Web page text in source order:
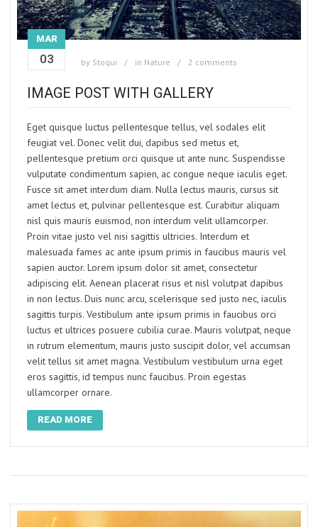
MAR
03 by Stoqui in Nature 2 comments
IMAGE POST WITH GALLERY
Eget quisque luctus pellentesque tellus, vel sodales elit
feugiat vel. Donec velit dui, dapibus sed metus et,
pellentesque pretium orci quisque ut ante nunc. Suspendisse
vulputate condimentum sapien, ac congue neque iaculis eget.
Fusce sit amet interdum diam. Nulla lectus mauris, cursus sit
amet lectus et, pulvinar pellentesque est. Curabitur aliquam
nisl quis mauris euismod, non interdum velit ullamcorper.
Proin vitae justo vel nisi sagittis ultricies. Interdum et
malesuada fames ac ante ipsum primis in faucibus mauris vel
sapien auctor. Lorem ipsum dolor sit amet, consectetur
adipiscing elit. Aenean placerat risus et nisl volutpat dapibus
in non lectus. Duis nunc arcu, scelerisque sed justo nec, iaculis
sagittis turpis. Vestibulum ante ipsum primis in faucibus orci
luctus et ultrices posuere cubilia curae. Mauris volutpat, neque
in rutrum elementum, mauris justo suscipit dolor, vel accumsan
velit tellus sit amet magna. Vestibulum vestibulum urna eget
eros sagittis, id tempus nunc faucibus. Proin egestas
ullamcorper ornare.
READ MORE